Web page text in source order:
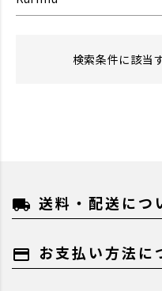
検索条件に該当
local_shipping 送料・配送につ
payment お支払い方法に